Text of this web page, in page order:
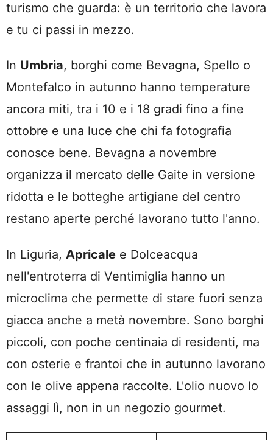
turismo che guarda: è un territorio che lavora
e tu ci passi in mezzo.
In Umbria, borghi come Bevagna, Spello o
Montefalco in autunno hanno temperature
ancora miti, tra i 10 e i 18 gradi fino a fine
ottobre e una luce che chi fa fotografia
conosce bene. Bevagna a novembre
organizza il mercato delle Gaite in versione
ridotta e le botteghe artigiane del centro
restano aperte perché lavorano tutto l'anno.
In Liguria, Apricale e Dolceacqua
nell'entroterra di Ventimiglia hanno un
microclima che permette di stare fuori senza
giacca anche a metà novembre. Sono borghi
piccoli, con poche centinaia di residenti, ma
con osterie e frantoi che in autunno lavorano
con le olive appena raccolte. L'olio nuovo lo
assaggi lì, non in un negozio gourmet.